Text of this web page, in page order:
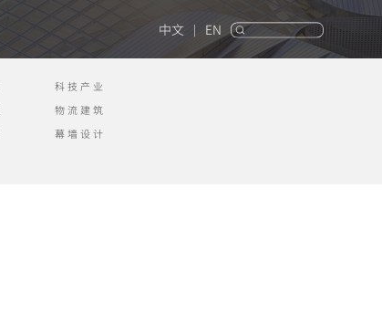
中文 | EN
科技产业
物流建筑
幕墙设计